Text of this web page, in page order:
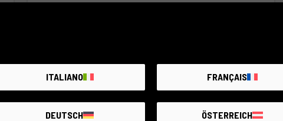
€160
ITALIANO FRANÇAIS
DEUTSCH ÖSTERREICH